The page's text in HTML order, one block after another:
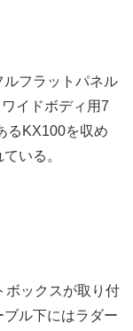
フラットパネル
イドボディ用7
るKX100を収め
いる。
ボックスが取り付
ル下にはラダー